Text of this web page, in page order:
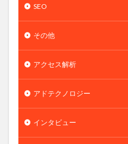
SEO
その他
アクセス解析
アドテクノロジー
インタビュー